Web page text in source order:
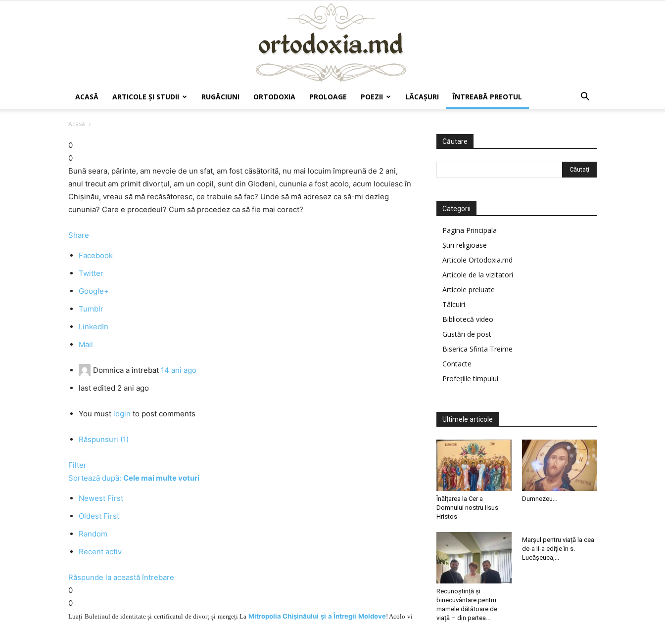
ACASĂ ARTICOLE ŞI STUDII RUGĂCIUNI ORTODOXIA PROLOAGE POEZII LĂCAŞURI ÎNTREABĂ PREOTUL
Acasă
0
0
Bună seara, părinte, am nevoie de un sfat, am fost căsătorită, nu mai locuim împreună de 2 ani,
anul trecut am primit divorţul, am un copil, sunt din Glodeni, cununia a fost acolo, acum locuiesc în
Chişinău, vreau să mă recăsătoresc, ce trebuie să fac? Unde să mă adresez ca să-mi dezleg
cununia? Care e procedeul? Cum să procedez ca să fie mai corect?
Share
Facebook
Twitter
Google+
Tumblr
LinkedIn
Mail
Domnica a întrebat 14 ani ago
last edited 2 ani ago
You must login to post comments
Răspunsuri (1)
Filter
Sortează după: Cele mai multe voturi
Newest First
Oldest First
Random
Recent activ
Răspunde la această întrebare
0
0
Luați Buletinul de identitate și certificatul de divorț și mergeți La Mitropolia Chișinăului și a Întregii Moldove! Acolo vi
Căutare
Categorii
Pagina Principala
Știri religioase
Articole Ortodoxia.md
Articole de la vizitatori
Articole preluate
Tâlcuiri
Bibliotecă video
Gustări de post
Biserica Sfinta Treime
Contacte
Profețiile timpului
Ultimele articole
Înălțarea la Cer a
Domnului nostru Iisus
Hristos
Dumnezeu…
Recunoștință și
binecuvântare pentru
mamele dătătoare de
viață – din partea...
Marșul pentru viață la cea
de-a II-a ediție în s.
Lucășeuca,...